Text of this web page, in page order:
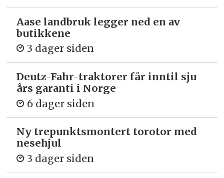
Aase landbruk legger ned en av
butikkene
3 dager siden
Deutz-Fahr-traktorer får inntil sju
års garanti i Norge
6 dager siden
Ny trepunkts­montert torotor med
nesehjul
3 dager siden